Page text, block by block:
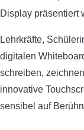
Display präsentiert
Lehrkräfte,
digitalen
schreiben,
innovative
sensibel auf